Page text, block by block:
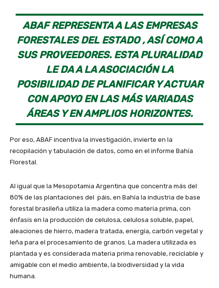
ABAF REPRESENTA A LAS EMPRESAS
FORESTALES DEL ESTADO , ASÍ COMO A
SUS PROVEEDORES. ESTA PLURALIDAD
LE DA A LA ASOCIACIÓN LA
POSIBILIDAD DE PLANIFICAR Y ACTUAR
CON APOYO EN LAS MÁS VARIADAS
ÁREAS Y EN AMPLIOS HORIZONTES.
Por eso, ABAF incentiva la investigación, invierte en la
recopilación y tabulación de datos, como en el informe Bahía
Florestal.
Al igual que la Mesopotamia Argentina que concentra más del
80% de las plantaciones del páis, en Bahía la industria de base
forestal brasileña utiliza la madera como materia prima, con
énfasis en la producción de celulosa, celulosa soluble, papel,
aleaciones de hierro, madera tratada, energía, carbón vegetal y
leña para el procesamiento de granos. La madera utilizada es
plantada y es considerada materia prima renovable, reciclable y
amigable con el medio ambiente, la biodiversidad y la vida
humana.